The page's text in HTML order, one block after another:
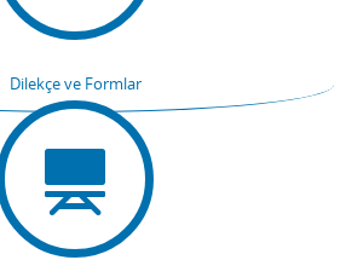
Dilekçe ve Formlar